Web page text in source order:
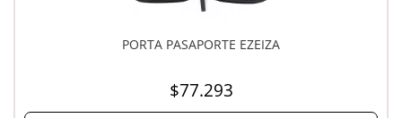
PORTA PASAPORTE EZEIZA
$77.293